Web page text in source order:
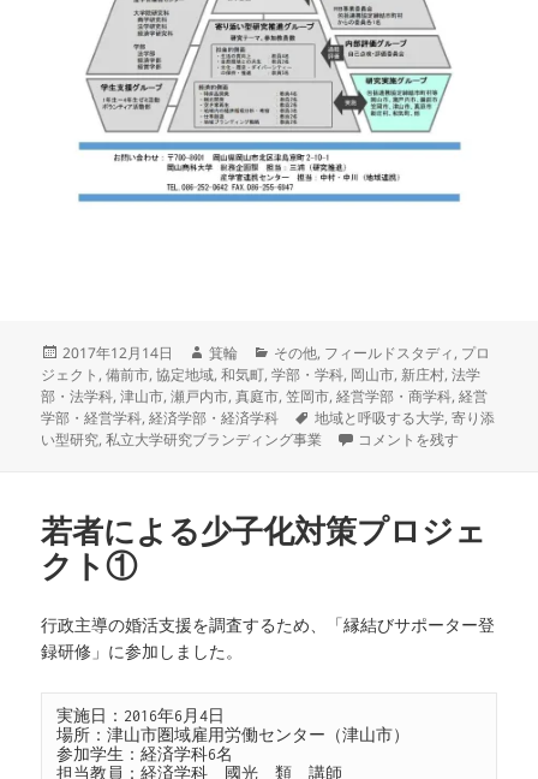
投
稿
日:
2017年12月14日
作
成
者
箕輪
カ
テ
ゴ
リ
ー
その他, フィールドスタディ, プロ
ジェクト ,備前市,協定地域,和気町,学部・学科, 岡山市, 新庄村,法学
部・法学科,津山市,瀬戸内市,真庭市,笠岡市,経営学部・商学科,経営
学部・経営学科,経済学部・経済学科
タ
グ
地域と呼吸する大学,寄り添
い型研究,私立大学研究ブランディング事業 岡山商科大学ブランディ
コメントを残す
若者による少子化対策プロジェ
クト①
行政主導の婚活支援を調査するため、「縁結びサポーター登
録研修」に参加しました。
実施日：2016年6月4日
場所：津山市圏域雇用労働センター（津山市）
参加学生：経済学科6名
担当教員：経済学科　國光　類　講師